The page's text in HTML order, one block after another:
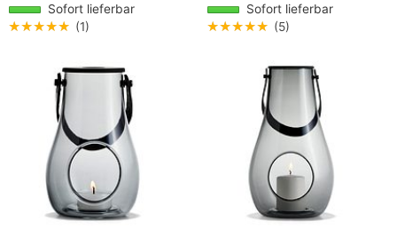
Sofort lieferbar
★★★★★ (1)
Sofort lieferbar
★★★★★ (5)